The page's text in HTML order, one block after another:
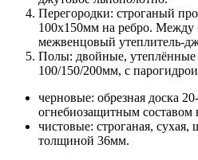
Перегородки: строганый
100х150мм на ребро. Между
межвенцовый утеплитель-
Полы: двойные,
100/150/200мм, с
черновые: обрезная доска
огнебиозащитным составом
чистовые: строганая, сухая,
толщиной 36мм.